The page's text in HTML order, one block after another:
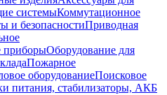
системыКоммутационное
и безопасностиПриводная
приборыОборудование для
Пожарное
оборудованиеПоисковое
питания, стабилизаторы, АКБ